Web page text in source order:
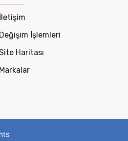
İletişim
Değişim İşlemleri
Haritası
Markalar